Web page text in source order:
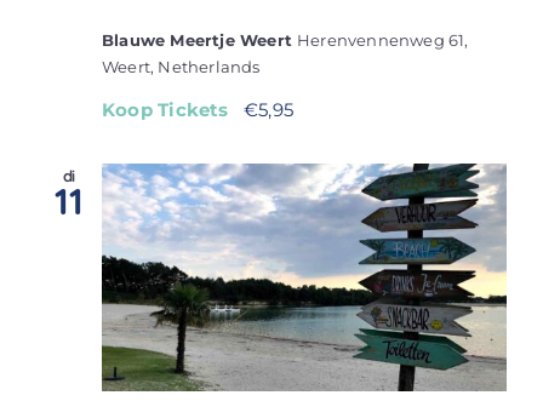
Blauwe Meertje Weert Herenvennenweg 61,
Weert, Netherlands
Koop Tickets €5,95
di
11